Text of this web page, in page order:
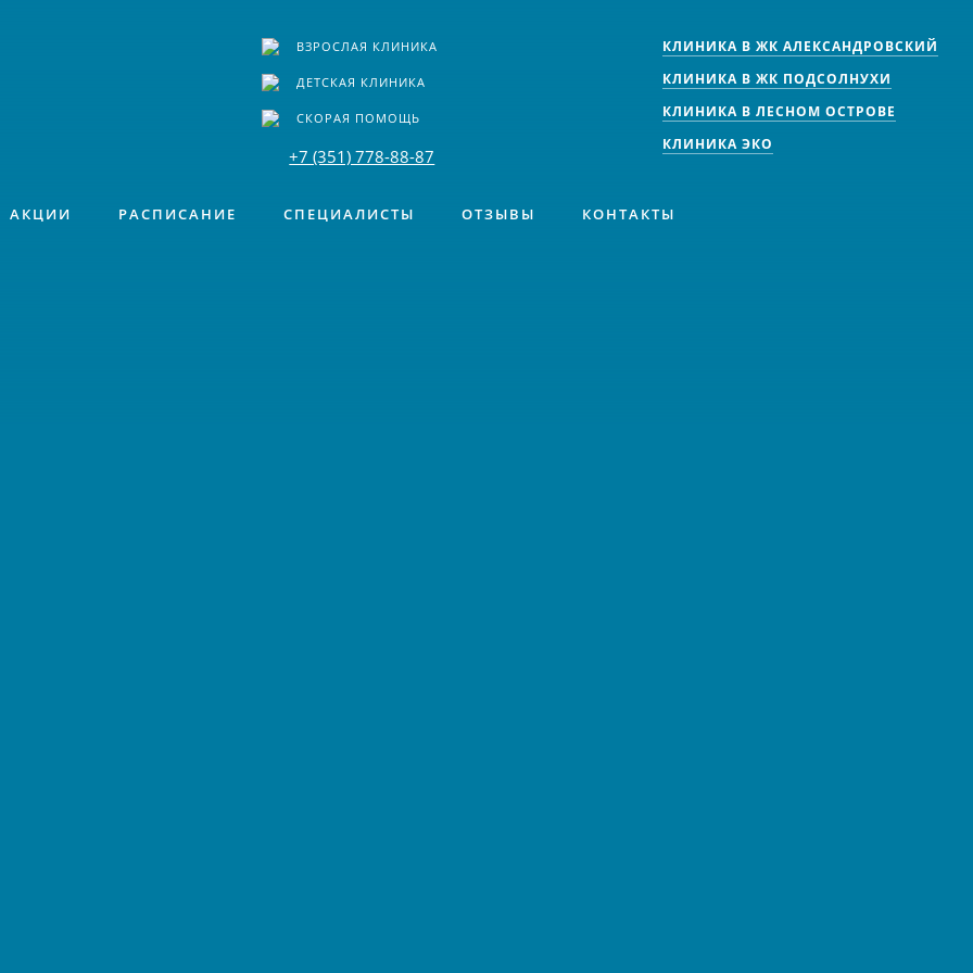
ВЗРОСЛАЯ КЛИНИКА
ДЕТСКАЯ КЛИНИКА
СКОРАЯ ПОМОЩЬ
+7 (351) 778-88-87
КЛИНИКА В ЖК АЛЕКСАНДРОВСКИЙ
КЛИНИКА В ЖК ПОДСОЛНУХИ
КЛИНИКА В ЛЕСНОМ ОСТРОВЕ
КЛИНИКА ЭКО
АКЦИИ РАСПИСАНИЕ СПЕЦИАЛИСТЫ ОТЗЫВЫ КОНТАКТЫ